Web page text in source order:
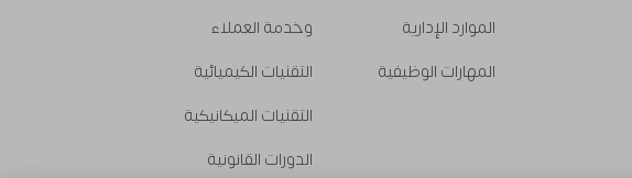
الموارد الإدارية
المهارات الوظيفية
وخدمة العملاء
التقنيات الكيميائية
التقنيات الميكانيكية
الدورات القانونية